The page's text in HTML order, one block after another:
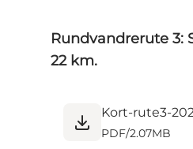
Rundvandrerute 3:
22 km.
Kort-rute3-
PDF/2.07MB